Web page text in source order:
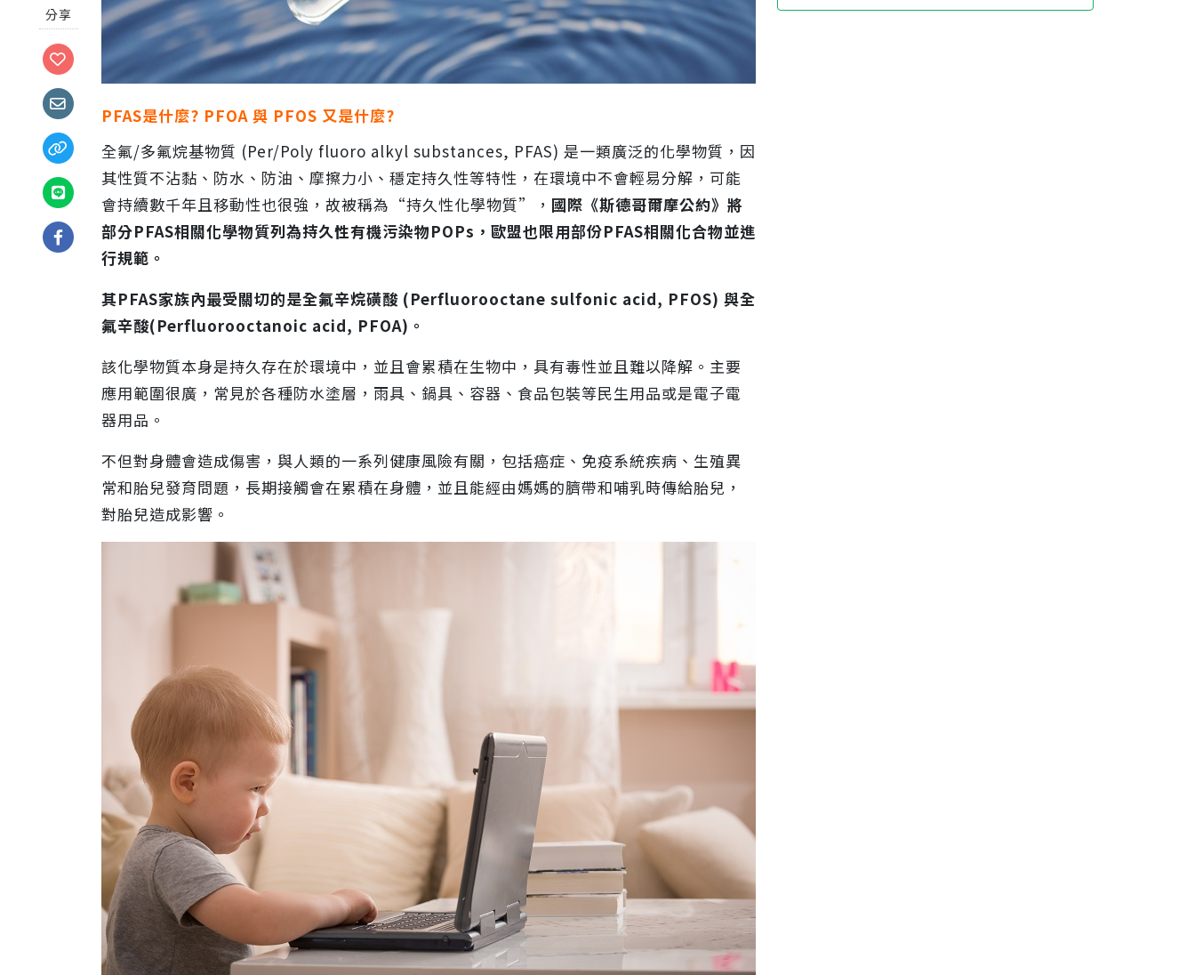
PFAS是什麼? PFOA 與 PFOS 又是什麼?
全氟/多氟烷基物質 (Per/Poly fluoro alkyl substances, PFAS) 是一類廣泛的化學物質，因
其性質不沾黏、防水、防油、摩擦力小、穩定持久性等特性，在環境中不會輕易分解，可能
會持續數千年且移動性也很強，故被稱為“持久性化學物質”， 國際《斯德哥爾摩公約》將
部分PFAS相關化學物質列為持久性有機污染物POPs，歐盟也限用部份PFAS相關化合物並進
行規範。
其PFAS家族內最受關切的是全氟辛烷磺酸 (Perfluorooctane sulfonic acid, PFOS) 與全
氟辛酸(Perfluorooctanoic acid, PFOA)。
該化學物質本身是持久存在於環境中，並且會累積在生物中，具有毒性並且難以降解。主要
應用範圍很廣，常見於各種防水塗層，雨具、鍋具、容器、食品包裝等民生用品或是電子電
器用品。
不但對身體會造成傷害，與人類的一系列健康風險有關，包括癌症、免疫系統疾病、生殖異
常和胎兒發育問題，長期接觸會在累積在身體，並且能經由媽媽的臍帶和哺乳時傳給胎兒，
對胎兒造成影響。
分享